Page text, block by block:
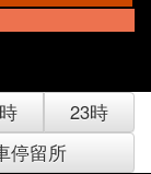
23時
停留所